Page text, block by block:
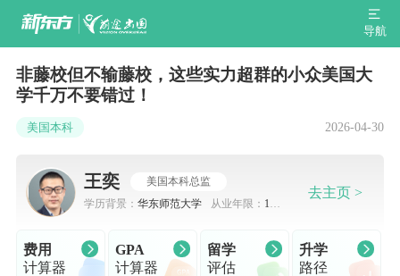
导航
非藤校但不输藤校，这些实力超群的小众美国大
学千万不要错过！
美国本科 2026-04-30
王奕
美国本科总监
学历背景： 华东师范大学 从业年限： 10-
去主页 >
费用
计算器
GPA
计算器
留学
评估
升学
路径